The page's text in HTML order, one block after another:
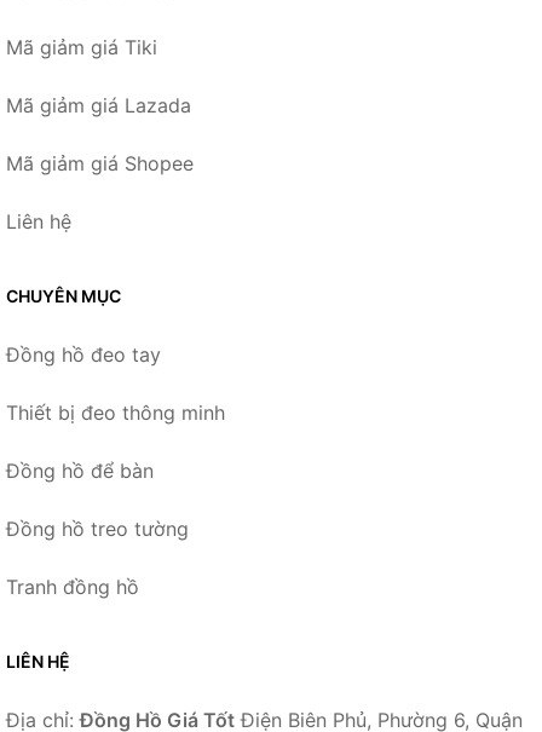
Mã giảm giá Tiki
Mã giảm giá Lazada
Mã giảm giá Shopee
Liên hệ
CHUYÊN MỤC
Đồng hồ đeo tay
Thiết bị đeo thông minh
Đồng hồ để bàn
Đồng hồ treo tường
Tranh đồng hồ
LIÊN HỆ
Địa chỉ:Đồng Hồ Giá Tốt Điện Biên Phủ, Phường 6, Quận